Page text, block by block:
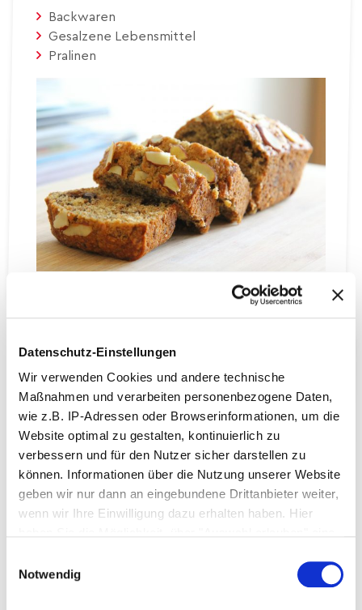
Datenschutz-Einstellungen
Wir verwenden Cookies und andere technische
Maßnahmen und verarbeiten personenbezogene Daten,
wie z.B. IP-Adressen oder Browserinformationen, um die
Website optimal zu gestalten, kontinuierlich zu
verbessern und für den Nutzer sicher darstellen zu
können. Informationen über die Nutzung unserer Website
geben wir nur dann an eingebundene Drittanbieter weiter,
wenn wir Ihre Einwilligung dazu erhalten haben. Hier
zulassen" Ihre Zustimmung zu allen Cookies und
Notwendig
Backwaren
Gesalzene Lebensmittel
Pralinen
Kandispuder (Brauner Zucker)
Vorteile:
Verleiht Backwaren ihre charakteristische Farbe
und ihr typisches Aroma
Verbesserte Textur – lockere Knusprigkeit
Anwendungen:
Backwaren